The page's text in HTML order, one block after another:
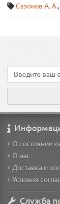
Сазонов А. А.,
О состоянии
О нас
Доставка и
Условия
Служба